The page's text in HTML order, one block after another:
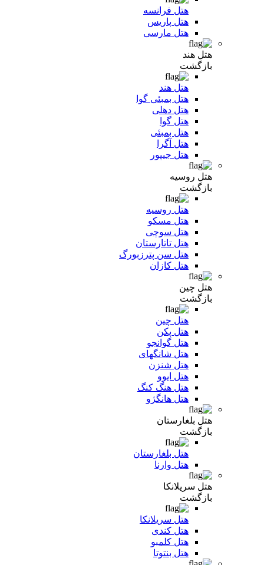
هتل فرانسه
هتل پاریس
هتل مارسی
هتل هند
بازگشت
هتل هند
هتل بمبئی گوا
هتل دهلی
هتل گوا
هتل بمبئی
هتل آگرا
هتل جیپور
هتل روسیه
بازگشت
هتل روسیه
هتل مسکو
هتل سوچی
هتل تاتارستان
هتل سن پترزبورگ
هتل کازان
هتل چین
بازگشت
هتل چین
هتل پکن
هتل گوانجو
هتل شانگهای
هتل شنزن
هتل ایوو
هتل هنگ کنگ
هتل هانگژو
هتل بلغارستان
بازگشت
هتل بلغارستان
هتل وارنا
هتل سریلانکا
بازگشت
هتل سریلانکا
هتل کندی
هتل کلمبو
هتل بنتوتا